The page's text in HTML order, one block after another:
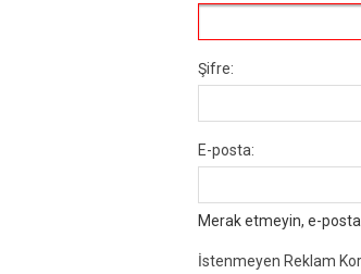
Şifre:
E-posta:
Merak etmeyin, e-
İstenmeyen Reklam